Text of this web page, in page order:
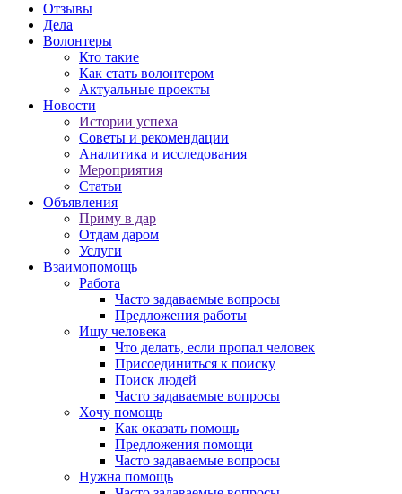
Отзывы
Дела
Волонтеры
Кто такие
Как стать волонтером
Актуальные проекты
Новости
Истории успеха
Советы и рекомендации
Аналитика и исследования
Мероприятия
Статьи
Объявления
Приму в дар
Отдам даром
Услуги
Взаимопомощь
Работа
Часто задаваемые вопросы
Предложения работы
Ищу человека
Что делать, если пропал человек
Присоединиться к поиску
Поиск людей
Часто задаваемые вопросы
Хочу помощь
Как оказать помощь
Предложения помощи
Часто задаваемые вопросы
Нужна помощь